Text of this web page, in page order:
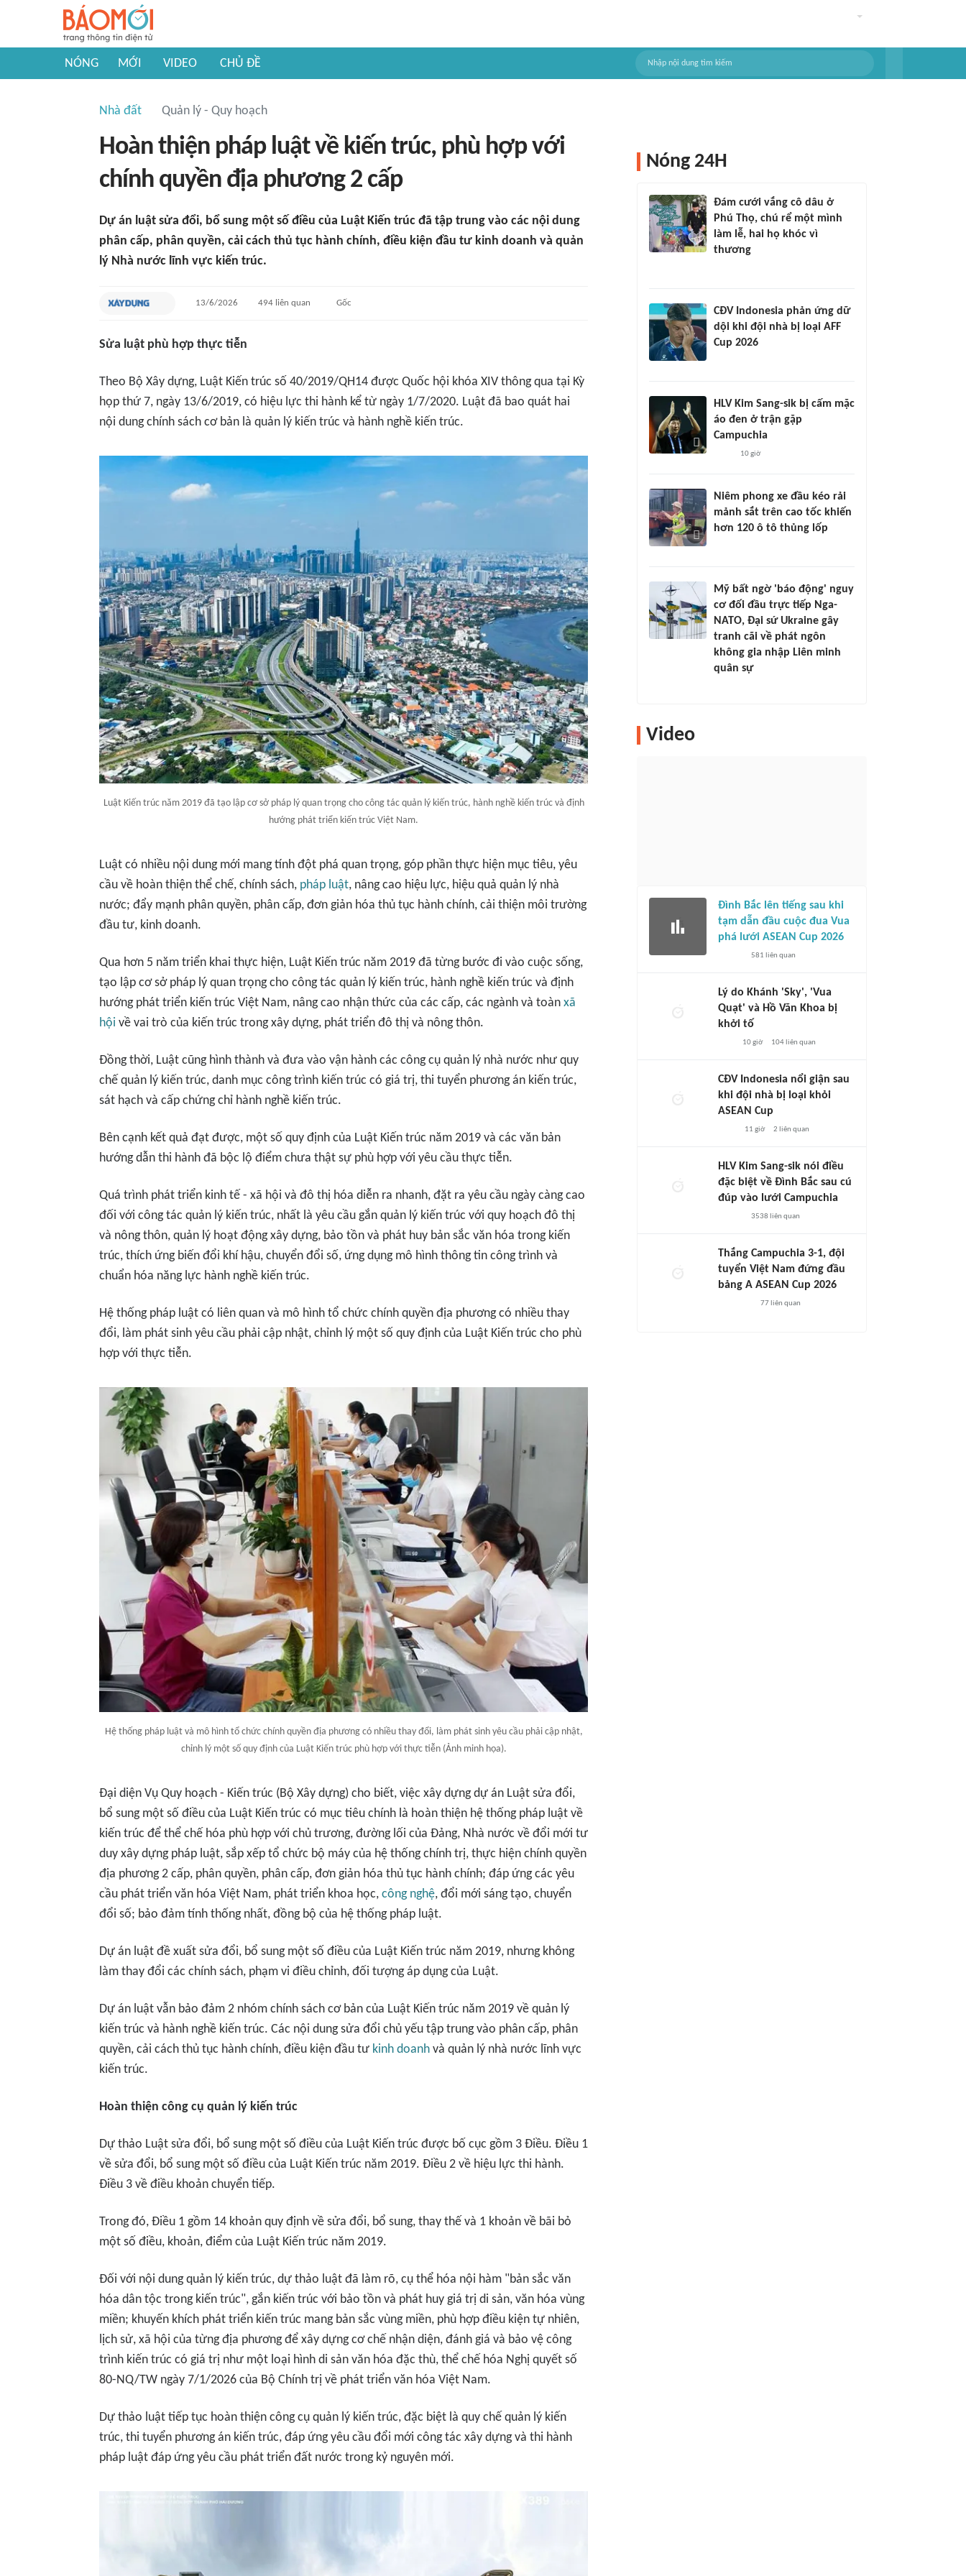
NÓNG MỚI VIDEO CHỦ ĐỀ
Nhà đất Quản lý - Quy hoạch
Hoàn thiện pháp luật về kiến trúc, phù hợp với
chính quyền địa phương 2 cấp
Dự án luật sửa đổi, bổ sung một số điều của Luật Kiến trúc đã tập trung vào các nội dung
phân cấp, phân quyền, cải cách thủ tục hành chính, điều kiện đầu tư kinh doanh và quản
lý Nhà nước lĩnh vực kiến trúc.
13/6/2026 494liên quan Gốc
Sửa luật phù hợp thực tiễn
Theo Bộ Xây dựng, Luật Kiến trúc số 40/2019/QH14 được Quốc hội khóa XIV thông qua tại Kỳ
họp thứ 7, ngày 13/6/2019, có hiệu lực thi hành kể từ ngày 1/7/2020. Luật đã bao quát hai
nội dung chính sách cơ bản là quản lý kiến trúc và hành nghề kiến trúc.
Luật Kiến trúc năm 2019 đã tạo lập cơ sở pháp lý quan trọng cho công tác quản lý kiến trúc, hành nghề kiến trúc và định
hướng phát triển kiến trúc Việt Nam.
Luật có nhiều nội dung mới mang tính đột phá quan trọng, góp phần thực hiện mục tiêu, yêu
cầu về hoàn thiện thể chế, chính sách, pháp luật, nâng cao hiệu lực, hiệu quả quản lý nhà
nước; đẩy mạnh phân quyền, phân cấp, đơn giản hóa thủ tục hành chính, cải thiện môi trường
đầu tư, kinh doanh.
Qua hơn 5 năm triển khai thực hiện, Luật Kiến trúc năm 2019 đã từng bước đi vào cuộc sống,
tạo lập cơ sở pháp lý quan trọng cho công tác quản lý kiến trúc, hành nghề kiến trúc và định
hướng phát triển kiến trúc Việt Nam, nâng cao nhận thức của các cấp, các ngành và toàn xã
hội về vai trò của kiến trúc trong xây dựng, phát triển đô thị và nông thôn.
Đồng thời, Luật cũng hình thành và đưa vào vận hành các công cụ quản lý nhà nước như quy
chế quản lý kiến trúc, danh mục công trình kiến trúc có giá trị, thi tuyển phương án kiến trúc,
sát hạch và cấp chứng chỉ hành nghề kiến trúc.
Bên cạnh kết quả đạt được, một số quy định của Luật Kiến trúc năm 2019 và các văn bản
hướng dẫn thi hành đã bộc lộ điểm chưa thật sự phù hợp với yêu cầu thực tiễn.
Quá trình phát triển kinh tế - xã hội và đô thị hóa diễn ra nhanh, đặt ra yêu cầu ngày càng cao
đối với công tác quản lý kiến trúc, nhất là yêu cầu gắn quản lý kiến trúc với quy hoạch đô thị
và nông thôn, quản lý hoạt động xây dựng, bảo tồn và phát huy bản sắc văn hóa trong kiến
trúc, thích ứng biến đổi khí hậu, chuyển đổi số, ứng dụng mô hình thông tin công trình và
chuẩn hóa năng lực hành nghề kiến trúc.
Hệ thống pháp luật có liên quan và mô hình tổ chức chính quyền địa phương có nhiều thay
đổi, làm phát sinh yêu cầu phải cập nhật, chỉnh lý một số quy định của Luật Kiến trúc cho phù
hợp với thực tiễn.
Hệ thống pháp luật và mô hình tổ chức chính quyền địa phương có nhiều thay đổi, làm phát sinh yêu cầu phải cập nhật,
chỉnh lý một số quy định của Luật Kiến trúc phù hợp với thực tiễn (Ảnh minh họa).
Đại diện Vụ Quy hoạch - Kiến trúc (Bộ Xây dựng) cho biết, việc xây dựng dự án Luật sửa đổi,
bổ sung một số điều của Luật Kiến trúc có mục tiêu chính là hoàn thiện hệ thống pháp luật về
kiến trúc để thể chế hóa phù hợp với chủ trương, đường lối của Đảng, Nhà nước về đổi mới tư
duy xây dựng pháp luật, sắp xếp tổ chức bộ máy của hệ thống chính trị, thực hiện chính quyền
địa phương 2 cấp, phân quyền, phân cấp, đơn giản hóa thủ tục hành chính; đáp ứng các yêu
cầu phát triển văn hóa Việt Nam, phát triển khoa học, công nghệ, đổi mới sáng tạo, chuyển
đổi số; bảo đảm tính thống nhất, đồng bộ của hệ thống pháp luật.
Dự án luật đề xuất sửa đổi, bổ sung một số điều của Luật Kiến trúc năm 2019, nhưng không
làm thay đổi các chính sách, phạm vi điều chỉnh, đối tượng áp dụng của Luật.
Dự án luật vẫn bảo đảm 2 nhóm chính sách cơ bản của Luật Kiến trúc năm 2019 về quản lý
kiến trúc và hành nghề kiến trúc. Các nội dung sửa đổi chủ yếu tập trung vào phân cấp, phân
quyền, cải cách thủ tục hành chính, điều kiện đầu tư kinh doanh và quản lý nhà nước lĩnh vực
kiến trúc.
Hoàn thiện công cụ quản lý kiến trúc
Dự thảo Luật sửa đổi, bổ sung một số điều của Luật Kiến trúc được bố cục gồm 3 Điều. Điều 1
về sửa đổi, bổ sung một số điều của Luật Kiến trúc năm 2019. Điều 2 về hiệu lực thi hành.
Điều 3 về điều khoản chuyển tiếp.
Trong đó, Điều 1 gồm 14 khoản quy định về sửa đổi, bổ sung, thay thế và 1 khoản về bãi bỏ
một số điều, khoản, điểm của Luật Kiến trúc năm 2019.
Đối với nội dung quản lý kiến trúc, dự thảo luật đã làm rõ, cụ thể hóa nội hàm "bản sắc văn
hóa dân tộc trong kiến trúc", gắn kiến trúc với bảo tồn và phát huy giá trị di sản, văn hóa vùng
miền; khuyến khích phát triển kiến trúc mang bản sắc vùng miền, phù hợp điều kiện tự nhiên,
lịch sử, xã hội của từng địa phương để xây dựng cơ chế nhận diện, đánh giá và bảo vệ công
trình kiến trúc có giá trị như một loại hình di sản văn hóa đặc thù, thể chế hóa Nghị quyết số
80-NQ/TW ngày 7/1/2026 của Bộ Chính trị về phát triển văn hóa Việt Nam.
Dự thảo luật tiếp tục hoàn thiện công cụ quản lý kiến trúc, đặc biệt là quy chế quản lý kiến
trúc, thi tuyển phương án kiến trúc, đáp ứng yêu cầu đổi mới công tác xây dựng và thi hành
pháp luật đáp ứng yêu cầu phát triển đất nước trong kỷ nguyên mới.
Nóng 24H
Đám cưới vắng cô dâu ở
Phú Thọ, chú rể một mình
làm lễ, hai họ khóc vì
thương
CĐV Indonesia phản ứng dữ
dội khi đội nhà bị loại AFF
Cup 2026
HLV Kim Sang-sik bị cấm mặc
áo đen ở trận gặp
Campuchia
10 giờ
Niêm phong xe đầu kéo rải
mảnh sắt trên cao tốc khiến
hơn 120 ô tô thủng lốp
Mỹ bất ngờ 'báo động' nguy
cơ đối đầu trực tiếp Nga-
NATO, Đại sứ Ukraine gây
tranh cãi về phát ngôn
không gia nhập Liên minh
quân sự
Video
Đình Bắc lên tiếng sau khi
tạm dẫn đầu cuộc đua Vua
phá lưới ASEAN Cup 2026
581 liên quan
Lý do Khánh 'Sky', 'Vua
Quạt' và Hồ Văn Khoa bị
khởi tố
10 giờ 104liên quan
CĐV Indonesia nổi giận sau
khi đội nhà bị loại khỏi
ASEAN Cup
11 giờ 2 liên quan
HLV Kim Sang-sik nói điều
đặc biệt về Đình Bắc sau cú
đúp vào lưới Campuchia
3538 liên quan
Thắng Campuchia 3-1, đội
tuyển Việt Nam đứng đầu
bảng A ASEAN Cup 2026
77liên quan